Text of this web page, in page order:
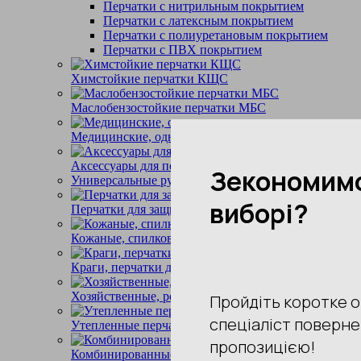
Перчатки с нитрильным покрытием
Перчатки с латексным покрытием
Перчатки с полиуретановым покрытием
Перчатки с ПВХ покрытием
Химстойкие перчатки КЩС
Маслобензостойкие перчатки МБС
Медицинские, одноразовые перчатки
Аксессуары для перчаток
Универсальные рукавички
Перчатки для защиты рук от порезов
Кожаные, спилковые перчатки
Краги, перчатки для сварщиков
Хозяйственные, резиновые перчатки
Утепленные перчатки
Комбинированные перчатки